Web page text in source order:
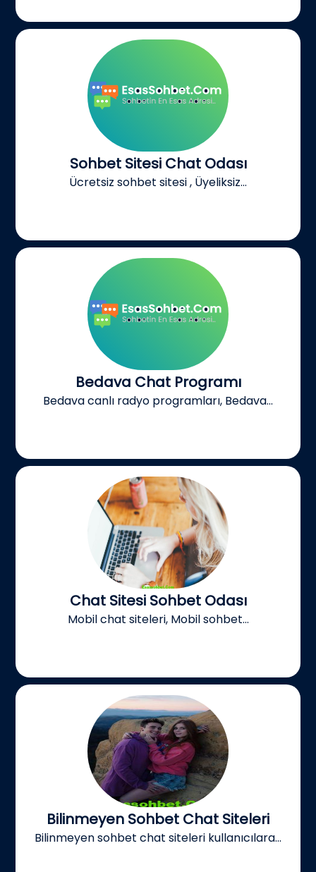
Sohbet Sitesi Chat Odası
Ücretsiz sohbet sitesi , Üyeliksiz...
Bedava Chat Programı
Bedava canlı radyo programları, Bedava...
Chat Sitesi Sohbet Odası
Mobil chat siteleri, Mobil sohbet...
Bilinmeyen Sohbet Chat Siteleri
Bilinmeyen sohbet chat siteleri kullanıcılara...